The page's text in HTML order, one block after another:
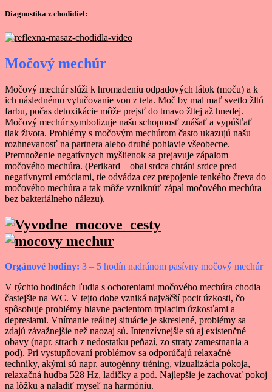
Diagnostika z chodidiel:
Močový mechúr
Močový mechúr slúži k hromadeniu odpadových látok (moču) a k
ich následnému vylučovanie von z tela. Moč by mal mať svetlo žltú
farbu, počas detoxikácie môže prejsť do tmavo žltej až hnedej.
Močový mechúr symbolizuje našu schopnosť znášať a vypúšťať
tlak života. Problémy s močovým mechúrom často ukazujú našu
rozhnevanosť na partnera alebo druhé pohlavie všeobecne.
Premnoženie negatívnych myšlienok sa prejavuje zápalom
močového mechúra. (Perikard – obal srdca chráni srdce pred
negatívnymi emóciami, tie odvádza cez prepojenie tenkého čreva do
močového mechúra a tak môže vzniknúť zápal močového mechúra
bez bakteriálneho nálezu).
Orgánové hodiny: 3 – 5 hodín nadránom pasívny močový mechúr
V týchto hodinách ľudia s ochoreniami močového mechúra chodia
častejšie na WC. V tejto dobe vzniká najväčší pocit úzkosti, čo
spôsobuje problémy hlavne pacientom trpiacim úzkosťami a
depresiami. Vnímanie reálnej situácie je skreslené, problémy sa
zdajú závažnejšie než naozaj sú. Intenzívnejšie sú aj existenčné
obavy (napr. strach z nedostatku peňazí, zo straty zamestnania a
pod). Pri vystupňovaní problémov sa odporúčajú relaxačné
techniky, akými sú napr. autogénny tréning, vizualizácia pokoja,
relaxačná hudba 528 Hz, ladičky a pod. Najlepšie je zachovať pokoj
na lôžku a naladiť myseľ na harmóniu.